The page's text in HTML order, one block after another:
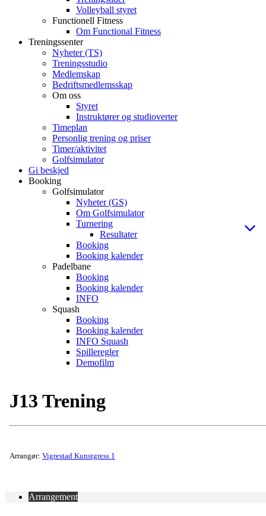
Volleyball styret
Functionell Fitness
Om Functional Fitness
Treningssenter
Nyheter (TS)
Treningsstudio
Medlemskap
Bedriftsmedlemsskap
Om oss
Styret
Instruktører og studioverter
Timeplan
Personlig trening og priser
Timer/aktivitet
Golfsimulator
Gi beskjed
Booking
Golfsimulator
Nyheter (GS)
Om Golfsimulator
Turnering
Resultater
Booking
Booking kalender
Padelbane
Booking
Booking kalender
INFO
Squash
Booking
Booking kalender
INFO Squash
Spilleregler
Demofilm
J13 Trening
Arrangør: Vigrestad Kunstgress 1
Arrangement